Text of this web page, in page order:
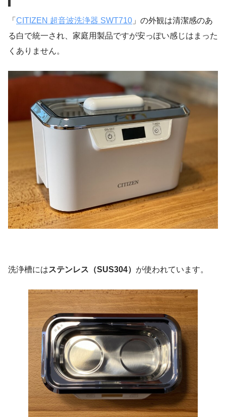
「 CITIZEN 超音波洗浄器 SWT710 」の外観は清潔感のあ
る白で統一され、家庭用製品ですが安っぽい感じはまった
くありません。
洗浄槽にはステンレス（SUS304） が使われています。